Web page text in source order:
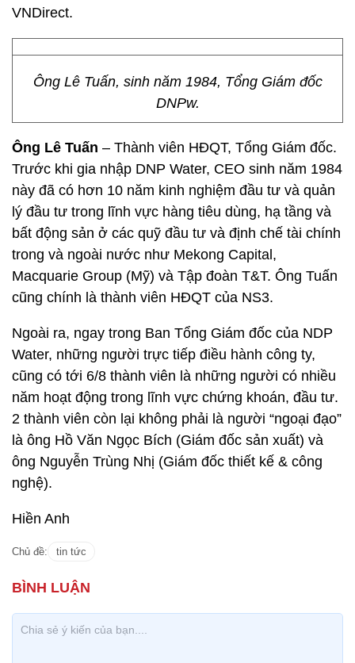
VNDirect.
Ông Lê Tuấn, sinh năm 1984, Tổng Giám đốc
DNPw.
Ông Lê Tuấn – Thành viên HĐQT, Tổng Giám đốc.
Trước khi gia nhập DNP Water, CEO sinh năm 1984
này đã có hơn 10 năm kinh nghiệm đầu tư và quản
lý đầu tư trong lĩnh vực hàng tiêu dùng, hạ tầng và
bất động sản ở các quỹ đầu tư và định chế tài chính
trong và ngoài nước như Mekong Capital,
Macquarie Group (Mỹ) và Tập đoàn T&T. Ông Tuấn
cũng chính là thành viên HĐQT của NS3.
Ngoài ra, ngay trong Ban Tổng Giám đốc của NDP
Water, những người trực tiếp điều hành công ty,
cũng có tới 6/8 thành viên là những người có nhiều
năm hoạt động trong lĩnh vực chứng khoán, đầu tư.
2 thành viên còn lại không phải là người “ngoại đạo”
là ông Hồ Văn Ngọc Bích (Giám đốc sản xuất) và
ông Nguyễn Trùng Nhị (Giám đốc thiết kế & công
nghệ).
Hiền Anh
Chủ đề: tin tức